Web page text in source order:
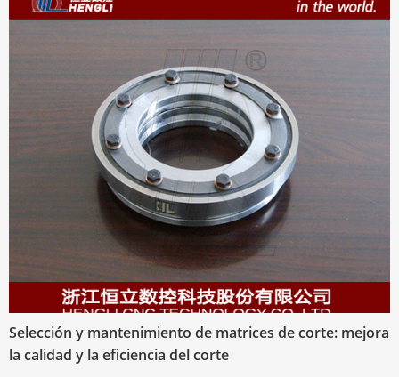
Selección y mantenimiento de matrices de corte: mejora
la calidad y la eficiencia del corte